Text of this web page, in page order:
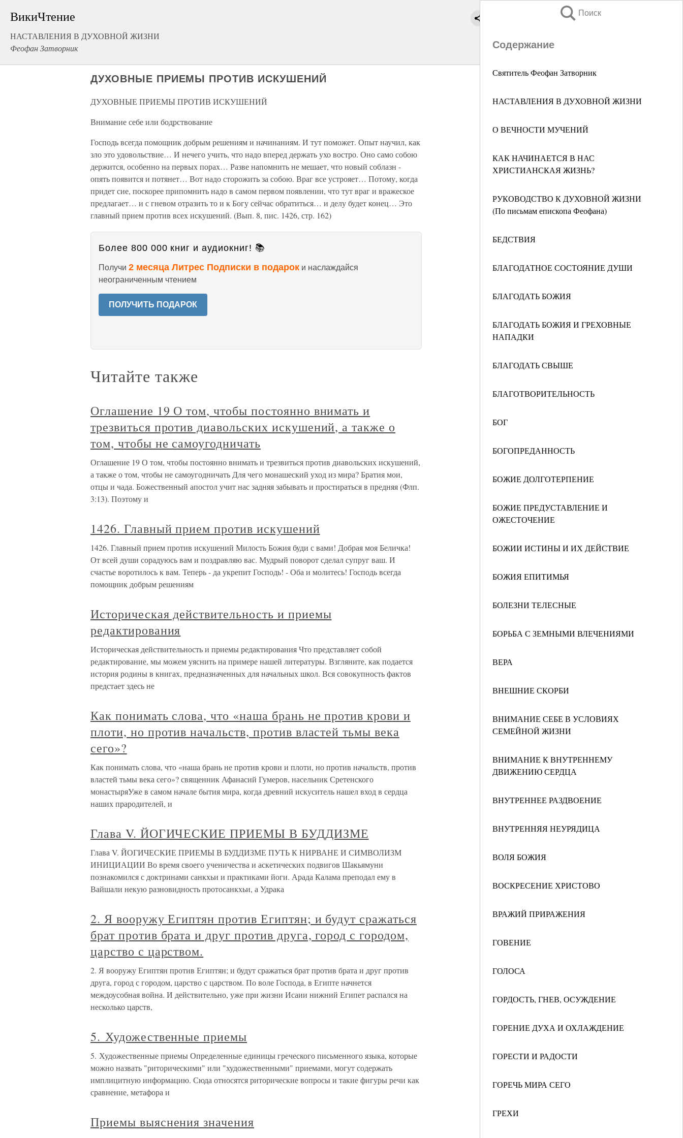
ВикиЧтение
НАСТАВЛЕНИЯ В ДУХОВНОЙ ЖИЗНИ
Феофан Затворник
Поиск
Содержание
Святитель Феофан Затворник
НАСТАВЛЕНИЯ В ДУХОВНОЙ ЖИЗНИ
О ВЕЧНОСТИ МУЧЕНИЙ
КАК НАЧИНАЕТСЯ В НАС
ХРИСТИАНСКАЯ ЖИЗНЬ?
РУКОВОДСТВО К ДУХОВНОЙ ЖИЗНИ
(По письмам епископа Феофана)
БЕДСТВИЯ
БЛАГОДАТНОЕ СОСТОЯНИЕ ДУШИ
БЛАГОДАТЬ БОЖИЯ
БЛАГОДАТЬ БОЖИЯ И ГРЕХОВНЫЕ
НАПАДКИ
БЛАГОДАТЬ СВЫШЕ
БЛАГОТВОРИТЕЛЬНОСТЬ
БОГ
БОГОПРЕДАННОСТЬ
БОЖИЕ ДОЛГОТЕРПЕНИЕ
БОЖИЕ ПРЕДУСТАВЛЕНИЕ И
ОЖЕСТОЧЕНИЕ
БОЖИИ ИСТИНЫ И ИХ ДЕЙСТВИЕ
БОЖИЯ ЕПИТИМЬЯ
БОЛЕЗНИ ТЕЛЕСНЫЕ
БОРЬБА С ЗЕМНЫМИ ВЛЕЧЕНИЯМИ
ВЕРА
ВНЕШНИЕ СКОРБИ
ВНИМАНИЕ СЕБЕ В УСЛОВИЯХ
СЕМЕЙНОЙ ЖИЗНИ
ВНИМАНИЕ К ВНУТРЕННЕМУ
ДВИЖЕНИЮ СЕРДЦА
ВНУТРЕННЕЕ РАЗДВОЕНИЕ
ВНУТРЕННЯЯ НЕУРЯДИЦА
ВОЛЯ БОЖИЯ
ВОСКРЕСЕНИЕ ХРИСТОВО
ВРАЖИЙ ПРИРАЖЕНИЯ
ГОВЕНИЕ
ГОЛОСА
ГОРДОСТЬ, ГНЕВ, ОСУЖДЕНИЕ
ГОРЕНИЕ ДУХА И ОХЛАЖДЕНИЕ
ГОРЕСТИ И РАДОСТИ
ГОРЕЧЬ МИРА СЕГО
ГРЕХИ
ДУХОВНЫЕ ПРИЕМЫ ПРОТИВ ИСКУШЕНИЙ
ДУХОВНЫЕ ПРИЕМЫ ПРОТИВ ИСКУШЕНИЙ
Внимание себе или бодрствование
Господь всегда помощник добрым решениям и начинаниям. И тут поможет. Опыт научил, как
зло это удовольствие… И нечего учить, что надо вперед держать ухо востро. Оно само собою
держится, особенно на первых порах… Разве напомнить не мешает, что новый соблазн -
опять появится и потянет… Вот надо сторожить за собою. Враг все устрояет… Потому, когда
придет сие, поскорее припомнить надо в самом первом появлении, что тут враг и вражеское
предлагает… и с гневом отразить то и к Богу сейчас обратиться… и делу будет конец… Это
главный прием против всех искушений. (Вып. 8, пис. 1426, стр. 162)
Более 800 000 книг и аудиокниг! 📚
Получи 2 месяца Литрес Подписки в подарок и наслаждайся
неограниченным чтением
ПОЛУЧИТЬ ПОДАРОК
Читайте также
Оглашение 19 О том, чтобы постоянно внимать и
трезвиться против диавольских искушений, а также о
том, чтобы не самоугодничать
Оглашение 19 О том, чтобы постоянно внимать и трезвиться против диавольских искушений,
а также о том, чтобы не самоугодничать Для чего монашеский уход из мира? Братия мои,
отцы и чада. Божественный апостол учит нас задняя забывать и простираться в предняя (Флп.
3:13). Поэтому и
1426. Главный прием против искушений
1426. Главный прием против искушений Милость Божия буди с вами! Добрая моя Беличка!
От всей души сорадуюсь вам и поздравляю вас. Мудрый поворот сделал супруг ваш. И
счастье воротилось к вам. Теперь - да укрепит Господь! - Оба и молитесь! Господь всегда
помощник добрым решениям
Историческая действительность и приемы
редактирования
Историческая действительность и приемы редактирования Что представляет собой
редактирование, мы можем уяснить на примере нашей литературы. Взгляните, как подается
история родины в книгах, предназначенных для начальных школ. Вся совокупность фактов
предстает здесь не
Как понимать слова, что «наша брань не против крови и
плоти, но против начальств, против властей тьмы века
сего»?
Как понимать слова, что «наша брань не против крови и плоти, но против начальств, против
властей тьмы века сего»? священник Афанасий Гумеров, насельник Сретенского
монастыряУже в самом начале бытия мира, когда древний искуситель нашел вход в сердца
наших прародителей, и
Глава V. ЙОГИЧЕСКИЕ ПРИЕМЫ В БУДДИЗМЕ
Глава V. ЙОГИЧЕСКИЕ ПРИЕМЫ В БУДДИЗМЕ ПУТЬ К НИРВАНЕ И СИМВОЛИЗМ
ИНИЦИАЦИИ Во время своего ученичества и аскетических подвигов Шакьямуни
познакомился с доктринами санкхьи и практиками йоги. Арада Калама преподал ему в
Вайшали некую разновидность протосанкхьи, а Удрака
2. Я вооружу Египтян против Египтян; и будут сражаться
брат против брата и друг против друга, город с городом,
царство с царством.
2. Я вооружу Египтян против Египтян; и будут сражаться брат против брата и друг против
друга, город с городом, царство с царством. По воле Господа, в Египте начнется
междоусобная война. И действительно, уже при жизни Исаии нижний Египет распался на
несколько царств,
5. Художественные приемы
5. Художественные приемы Определенные единицы греческого письменного языка, которые
можно назвать "риторическими" или "художественными" приемами, могут содержать
имплицитную информацию. Сюда относятся риторические вопросы и такие фигуры речи как
сравнение, метафора и
Приемы выяснения значения